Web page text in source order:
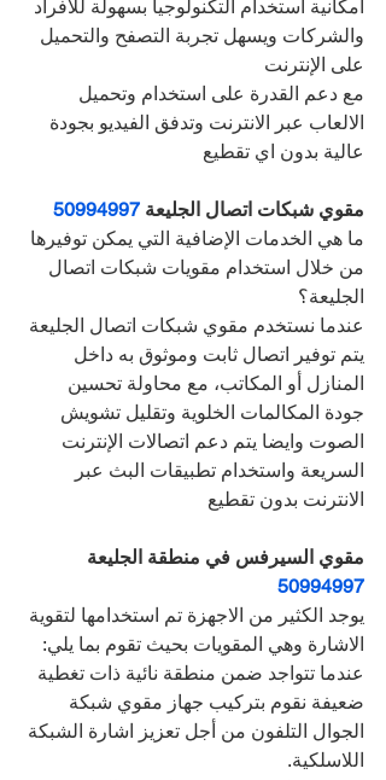
امكانية استخدام التكنولوجيا بسهولة للأفراد
والشركات ويسهل تجربة التصفح والتحميل
على الإنترنت
مع دعم القدرة على استخدام وتحميل
الالعاب عبر الانترنت وتدفق الفيديو بجودة
عالية بدون اي تقطيع
مقوي شبكات اتصال الجليعة 50994997
ما هي الخدمات الإضافية التي يمكن توفيرها
من خلال استخدام مقويات شبكات اتصال
الجليعة؟
عندما نستخدم مقوي شبكات اتصال الجليعة
يتم توفير اتصال ثابت وموثوق به داخل
المنازل أو المكاتب، مع محاولة تحسين
جودة المكالمات الخلوية وتقليل تشويش
الصوت وايضا يتم دعم اتصالات الإنترنت
السريعة واستخدام تطبيقات البث عبر
الانترنت بدون تقطيع
مقوي السيرفس في منطقة الجليعة
50994997
يوجد الكثير من الاجهزة تم استخدامها لتقوية
الاشارة وهي المقويات بحيث تقوم بما يلي:
عندما تتواجد ضمن منطقة نائية ذات تغطية
ضعيفة نقوم بتركيب جهاز مقوي شبكة
الجوال التلفون من أجل تعزيز اشارة الشبكة
اللاسلكية.